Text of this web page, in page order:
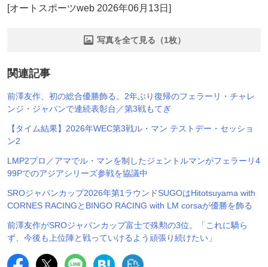
[オートスポーツweb 2026年06月13日]
写真を全て見る（1枚）
関連記事
前澤友作、初の総合優勝飾る。2年ぶり復帰のフェラーリ・チャレ
ンジ・ジャパンで連続表彰台／第3戦もてぎ
【タイム結果】2026年WEC第3戦ル・マン テストデー・セッショ
ン2
LMP2プロ／アマでル・マンを制したジェントルマンがフェラーリ4
99Pでのアジアシリーズ参戦を協議中
SROジャパンカップ2026年第1ラウンドSUGOはHitotsuyama with
CORNES RACINGとBINGO RACING with LM corsaが優勝を飾る
前澤友作がSROジャパンカップ富士で殊勲の3位。「これに驕ら
ず、今後も上位陣と戦っていけるよう頑張り続けたい」